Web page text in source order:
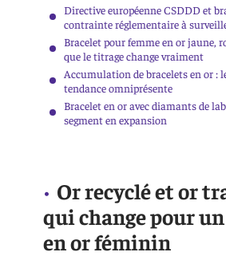
Directive européenne CSDDD et
contrainte réglementaire à
Bracelet pour femme en or jaune,
que le titrage change vraiment
Accumulation de bracelets en or :
tendance omniprésente
Bracelet en or avec diamants de
segment en expansion
Or recyclé et or
qui change pour
en or féminin